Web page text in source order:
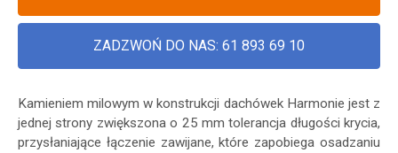
ZADZWOŃ DO NAS: 61 893 69 10
Kamieniem milowym w konstrukcji dachówek Harmonie jest z
jednej strony zwiększona o 25 mm tolerancja długości krycia,
przysłaniające łączenie zawijane, które zapobiega osadzaniu